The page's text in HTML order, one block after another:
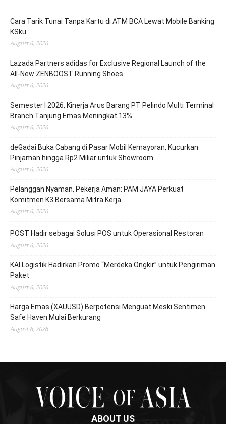
Cara Tarik Tunai Tanpa Kartu di ATM BCA Lewat Mobile Banking
KSku
August 6, 2026
Lazada Partners adidas for Exclusive Regional Launch of the
All-New ZENBOOST Running Shoes
August 6, 2026
Semester I 2026, Kinerja Arus Barang PT Pelindo Multi Terminal
Branch Tanjung Emas Meningkat 13%
August 6, 2026
deGadai Buka Cabang di Pasar Mobil Kemayoran, Kucurkan
Pinjaman hingga Rp2 Miliar untuk Showroom
August 6, 2026
Pelanggan Nyaman, Pekerja Aman: PAM JAYA Perkuat
Komitmen K3 Bersama Mitra Kerja
August 6, 2026
POST Hadir sebagai Solusi POS untuk Operasional Restoran
August 6, 2026
KAI Logistik Hadirkan Promo “Merdeka Ongkir” untuk Pengiriman
Paket
August 6, 2026
Harga Emas (XAUUSD) Berpotensi Menguat Meski Sentimen
Safe Haven Mulai Berkurang
August 6, 2026
ABOUT US